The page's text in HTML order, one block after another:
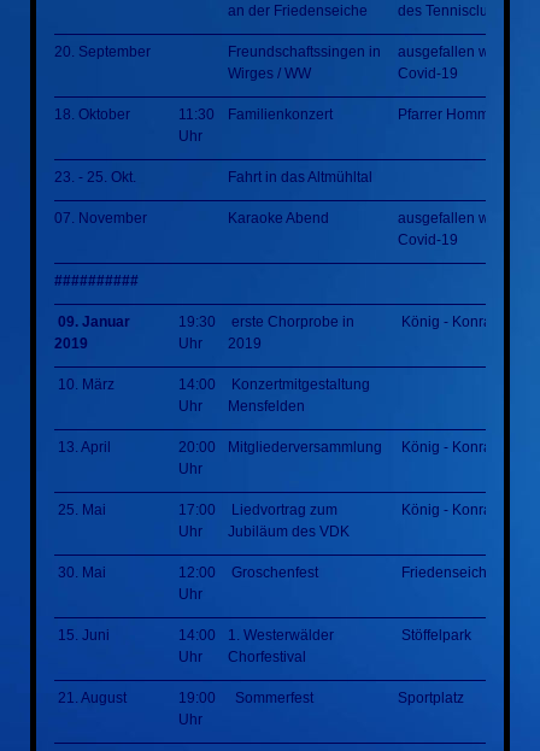
an der Friedenseiche
des Tennisclubs
20. September
Freundschaftssingen in
Wirges / WW
ausgefallen wegen
Covid-19
18. Oktober
11:30
Uhr
Familienkonzert Pfarrer Homm Park
23. - 25. Okt. Fahrt in das Altmühltal
07. November Karaoke Abend
ausgefallen wegen
Covid-19
##########
09. Januar
2019
19:30
Uhr
erste Chorprobe in
2019
König - Konrad -
10. März
14:00
Uhr
Konzertmitgestaltung
Mensfelden
13. April
20:00
Uhr
Mitgliederversammlung König - Konrad -
25. Mai
17:00
Uhr
Liedvortrag zum
Jubiläum des VDK
König - Konrad -
30. Mai
12:00
Uhr
Groschenfest Friedenseiche
15. Juni
14:00
Uhr
1. Westerwälder
Chorfestival
Stöffelpark
21. August
19:00
Uhr
Sommerfest Sportplatz